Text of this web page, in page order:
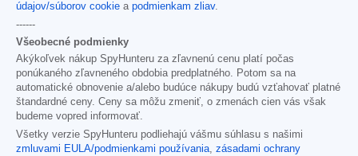
údajov/súborov cookie a podmienkam zliav.
------
Všeobecné podmienky
Akýkoľvek nákup SpyHunteru za zľavnenú cenu platí počas
ponúkaného zľavneného obdobia predplatného. Potom sa na
automatické obnovenie a/alebo budúce nákupy budú vzťahovať platné
štandardné ceny. Ceny sa môžu zmeniť, o zmenách cien vás však
budeme vopred informovať.
Všetky verzie SpyHunteru podliehajú vášmu súhlasu s našimi
zmluvami EULA/podmienkami používania, zásadami ochrany